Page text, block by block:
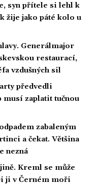
syn přítele si lehl k
žije jako páté kolo u
Generálmajor
restaurací,
vzdušných sil
předvedli
musí zaplatit tučnou
zabaleným
a čekat. Většina
nezná
Kreml se může
ji v Černém moři